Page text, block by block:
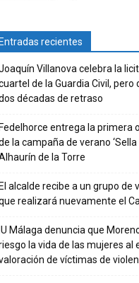
recientes
Villanova celebra la
de la Guardia Civil, pero
décadas de retraso
entrega la primera
la campaña de verano ‘Sella
de la Torre
alcalde recibe a un grupo de
realizará nuevamente el
Málaga denuncia que
la vida de las mujeres al
de víctimas de